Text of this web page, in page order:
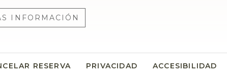
INFORMACIÓN
RESERVA PRIVACIDAD OPENS IN A NEW TAB.
ACCESIBILIDAD